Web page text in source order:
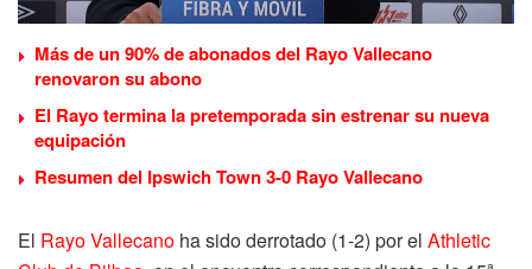
Más de un 90% de abonados del Rayo Vallecano
renovaron su abono
El Rayo termina la pretemporada sin estrenar su nueva
equipación
Resumen del Ipswich Town 3-0 Rayo Vallecano
El Rayo Vallecano ha sido derrotado (1-2) por el Athletic